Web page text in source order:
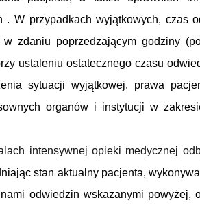
. W przypadkach wyjątkowych, czas
zdaniu poprzedzającym godziny
ustaleniu ostatecznego czasu
sytuacji wyjątkowej, prawa
organów i instytucji w
intensywnej opieki medycznej
stan aktualny pacjenta,
odwiedzin wskazanymi powyżej,